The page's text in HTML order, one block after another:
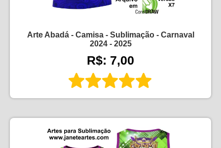
Arte Abadá - Camisa - Sublimação - Carnaval
2024 - 2025
R$: 7,00